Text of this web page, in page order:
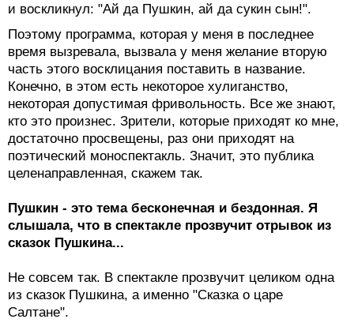
и воскликнул: "Ай да Пушкин, ай да сукин сын!".
Поэтому программа, которая у меня в последнее
время вызревала, вызвала у меня желание вторую
часть этого восклицания поставить в название.
Конечно, в этом есть некоторое хулиганство,
некоторая допустимая фривольность. Все же знают,
кто это произнес. Зрители, которые приходят ко мне,
достаточно просвещены, раз они приходят на
поэтический моноспектакль. Значит, это публика
целенаправленная, скажем так.
Пушкин - это тема бесконечная и бездонная. Я
слышала, что в спектакле прозвучит отрывок из
сказок Пушкина...
Не совсем так. В спектакле прозвучит целиком одна
из сказок Пушкина, а именно "Сказка о царе
Салтане".